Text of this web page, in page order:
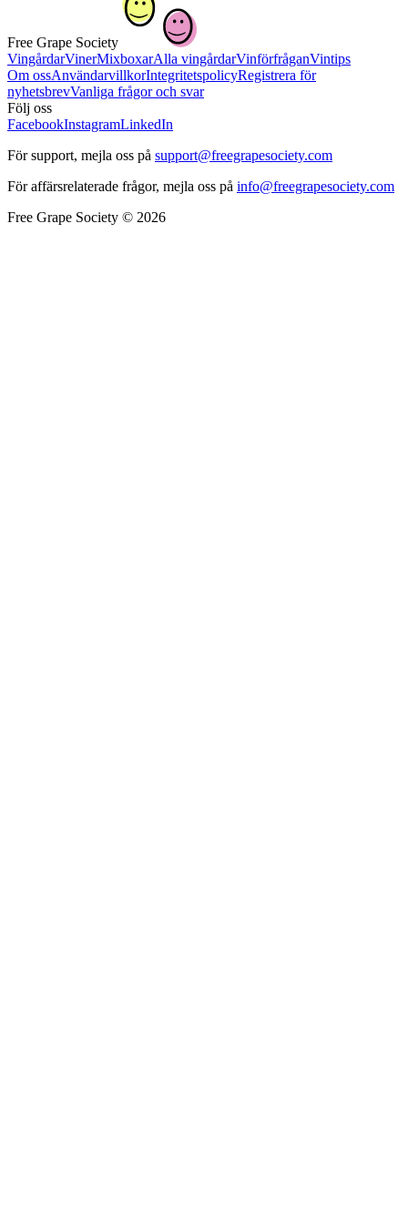
Free Grape Society
VingårdarVinerMixboxarAlla vingårdarVinförfråganVintips
Om ossAnvändarvillkorIntegritetspolicyRegistrera för
nyhetsbrevVanliga frågor och svar
Följ oss
FacebookInstagramLinkedIn
För support, mejla oss på support@freegrapesociety.com
För affärsrelaterade frågor, mejla oss på info@freegrapesociety.com
Free Grape Society © 2026